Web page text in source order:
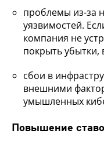
проблемы из-за
уязвимостей.
компания не
покрыть
сбои в
внешними
умышленных
Повышение